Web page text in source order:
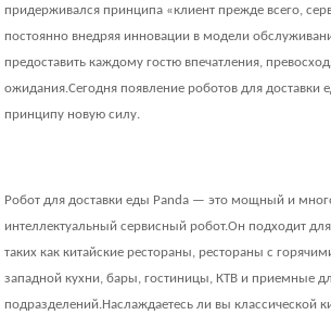
придерживался принципа «клиент прежде всего,
постоянно внедряя инновации в модели
предоставить каждому гостю впечатления,
ожидания.Сегодня появление роботов для доставки
принципу новую силу.
Робот для доставки еды Panda — это мощный и
интеллектуальный сервисный робот.Он подходит
таких как китайские рестораны, рестораны с
западной кухни, бары, гостиницы, КТВ и приемные
подразделений.Наслаждаетесь ли вы классической